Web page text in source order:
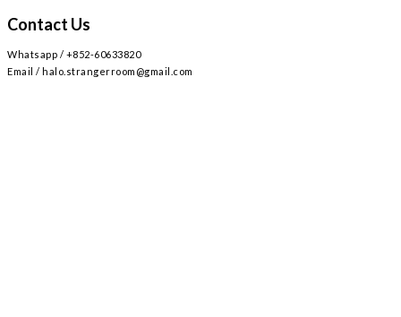
Contact Us
Whatsapp / +852-60633820
Email / halo.strangerroom@gmail.com